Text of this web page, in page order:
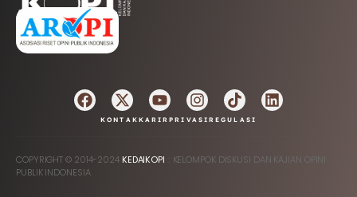
AFILIASI
KONTAK KARIRPRIVASI REGULASI
COPYRIGHT © 2014-2024 KEDAIKOPI :: KELOMPOK DISKUSI DAN KAJIAN OPINI
PUBLIK INDONESIA